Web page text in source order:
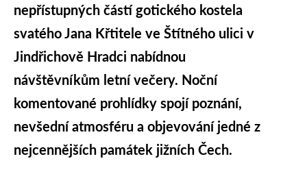
nepřístupných částí gotického kostela
svatého Jana Křtitele ve Štítného ulici v
Jindřichově Hradci nabídnou
návštěvníkům letní večery. Noční
komentované prohlídky spojí poznání,
nevšední atmosféru a objevování jedné z
nejcennějších památek jižních Čech.